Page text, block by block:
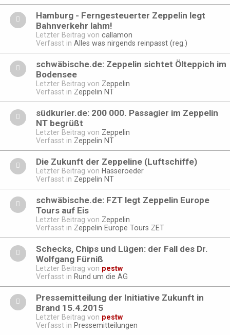
Hamburg - Ferngesteuerter Zeppelin legt
Bahnverkehr lahm!
Letzter Beitrag von callamon
Verfasst in Alles was nirgends reinpasst (reg.)
schwäbische.de: Zeppelin sichtet Ölteppich im
Bodensee
Letzter Beitrag von Zeppelin
Verfasst in Zeppelin NT
südkurier.de: 200 000. Passagier im Zeppelin
NT begrüßt
Letzter Beitrag von Zeppelin
Verfasst in Zeppelin NT
Die Zukunft der Zeppeline (Luftschiffe)
Letzter Beitrag von Hasseroeder
Verfasst in Zeppelin NT
schwäbische.de: FZT legt Zeppelin Europe
Tours auf Eis
Letzter Beitrag von Zeppelin
Verfasst in Zeppelin Europe Tours ZET
Schecks, Chips und Lügen: der Fall des Dr.
Wolfgang Fürniß
Letzter Beitrag von pestw
Verfasst in Rund um die AG
Pressemitteilung der Initiative Zukunft in
Brand 15.4.2015
Letzter Beitrag von pestw
Verfasst in Pressemitteilungen